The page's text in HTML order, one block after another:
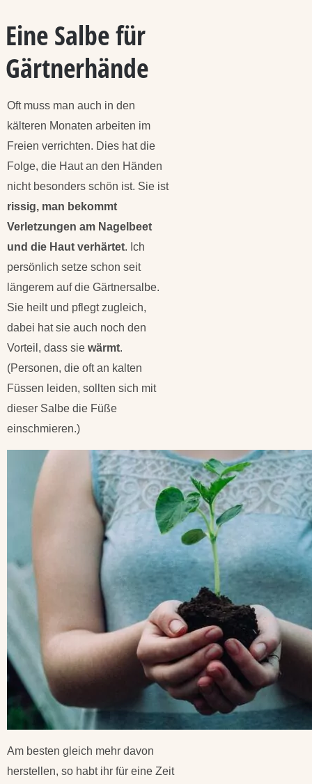
Eine Salbe für
Gärtnerhände
Oft muss man auch in den
kälteren Monaten arbeiten im
Freien verrichten. Dies hat die
Folge, die Haut an den Händen
nicht besonders schön ist. Sie ist
rissig, man bekommt
Verletzungen am Nagelbeet
und die Haut verhärtet. Ich
persönlich setze schon seit
längerem auf die Gärtnersalbe.
Sie heilt und pflegt zugleich,
dabei hat sie auch noch den
Vorteil, dass sie wärmt.
(Personen, die oft an kalten
Füssen leiden, sollten sich mit
dieser Salbe die Füße
einschmieren.)
Am besten gleich mehr davon
herstellen, so habt ihr für eine Zeit